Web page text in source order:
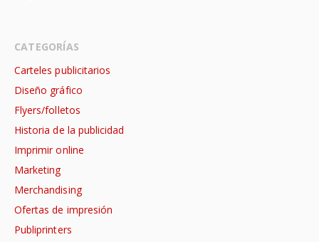
CATEGORÍAS
Carteles publicitarios
Diseño gráfico
Flyers/folletos
Historia de la publicidad
Imprimir online
Marketing
Merchandising
Ofertas de impresión
Publiprinters